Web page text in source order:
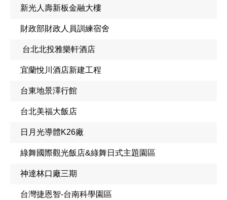
新光人壽新板金融大樓
財政部財政人員訓練宿舍
台北北投雅樂軒酒店
宜蘭悅川酒店新建工程
台東地景澤行館
台北美福大飯店
日月光導體K26廠
綠舞國際觀光飯店&綠舞日式主題園區
神達林口廠三期
台灣捷恩智-台南科學園區